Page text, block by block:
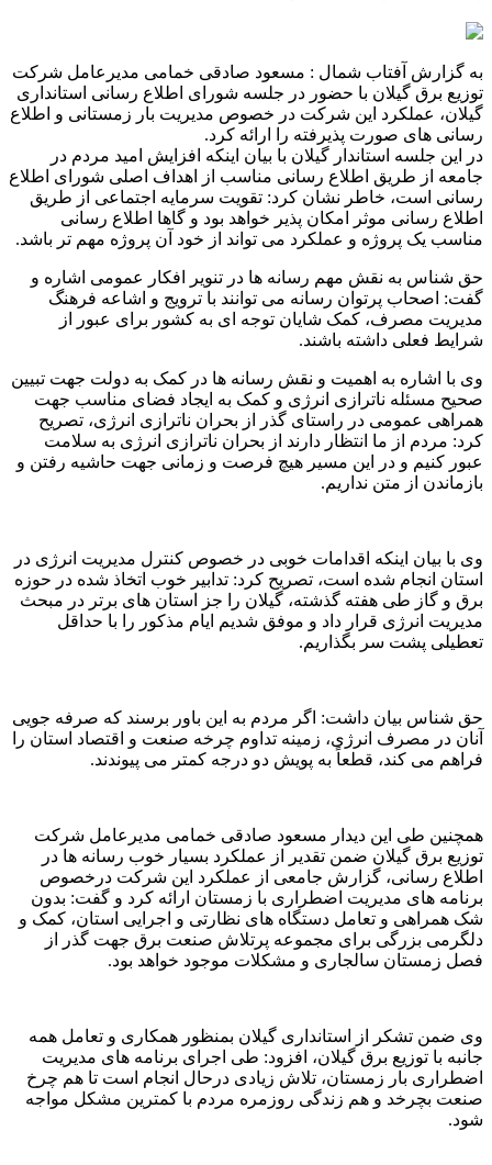
به گزارش آفتاب شمال : مسعود صادقی خمامی مدیرعامل شرکت
توزیع برق گیلان با حضور در جلسه شورای اطلاع رسانی استانداری
گیلان، عملکرد این شرکت در خصوص مدیریت بار زمستانی و اطلاع
رسانی های صورت پذیرفته را ارائه کرد.
در این جلسه استاندار گیلان با بیان اینکه افزایش امید مردم در
جامعه از طریق اطلاع رسانی مناسب از اهداف اصلی شورای اطلاع
رسانی است، خاطر نشان کرد: تقویت سرمایه اجتماعی از طریق
اطلاع رسانی موثر امکان پذیر خواهد بود و گاها اطلاع رسانی
مناسب یک پروژه و عملکرد می تواند از خود آن پروژه مهم تر باشد.
حق شناس به نقش مهم رسانه ها در تنویر افکار عمومی اشاره و
گفت: اصحاب پرتوان رسانه می توانند با ترویج و اشاعه فرهنگ
مدیریت مصرف، کمک شایان توجه ای به کشور برای عبور از
شرایط فعلی داشته باشند.
وی با اشاره به اهمیت و نقش رسانه ها در کمک به دولت جهت تبیین
صحیح مسئله ناترازی انرژی و کمک به ایجاد فضای مناسب جهت
همراهی عمومی در راستای گذر از بحران ناترازی انرژی، تصریح
کرد: مردم از ما انتظار دارند از بحران ناترازی انرژی به سلامت
عبور کنیم و در این مسیر هیچ فرصت و زمانی جهت حاشیه رفتن و
بازماندن از متن نداریم.
وی با بیان اینکه اقدامات خوبی در خصوص کنترل مدیریت انرژی در
استان انجام شده است، تصریح کرد: تدابیر خوب اتخاذ شده در حوزه
برق و گاز طی هفته گذشته، گیلان را جز استان های برتر در مبحث
مدیریت انرژی قرار داد و موفق شدیم ایام مذکور را با حداقل
تعطیلی پشت سر بگذاریم.
حق شناس بیان داشت: اگر مردم به این باور برسند که صرفه جویی
آنان در مصرف انرژی، زمینه تداوم چرخه صنعت و اقتصاد استان را
فراهم می کند، قطعاً به پویش دو درجه کمتر می پیوندند.
همچنین طی این دیدار مسعود صادقی خمامی مدیرعامل شرکت
توزیع برق گیلان ضمن تقدیر از عملکرد بسیار خوب رسانه ها در
اطلاع رسانی، گزارش جامعی از عملکرد این شرکت درخصوص
برنامه های مدیریت اضطراری با زمستان ارائه کرد و گفت: بدون
شک همراهی و تعامل دستگاه های نظارتی و اجرایی استان، کمک و
دلگرمی بزرگی برای مجموعه پرتلاش صنعت برق جهت گذر از
فصل زمستان سالجاری و مشکلات موجود خواهد بود.
وی ضمن تشکر از استانداری گیلان بمنظور همکاری و تعامل همه
جانبه با توزیع برق گیلان، افزود: طی اجرای برنامه های مدیریت
اضطراری بار زمستان، تلاش زیادی درحال انجام است تا هم چرخ
صنعت بچرخد و هم زندگی روزمره مردم با کمترین مشکل مواجه
شود.